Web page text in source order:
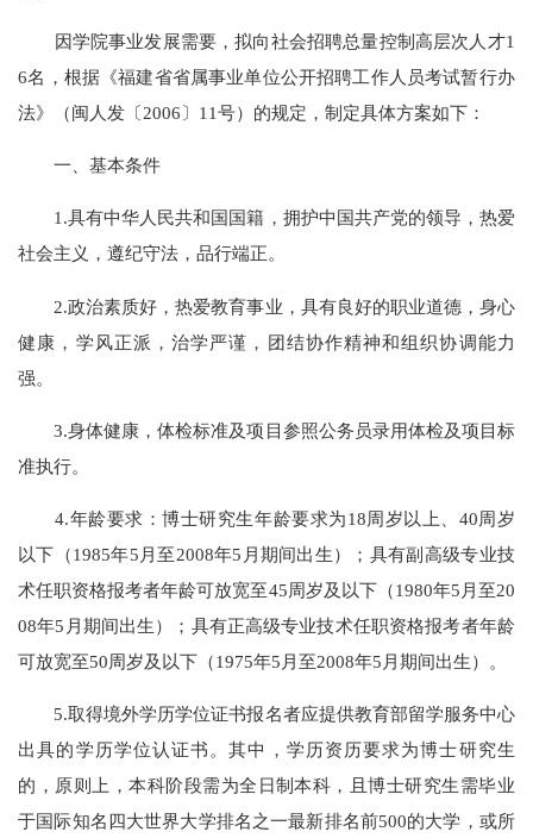
因学院事业发展需要，拟向社会招聘总量控制高层次人才1
6名，根据《福建省省属事业单位公开招聘工作人员考试暂行办
法》（闽人发〔2006〕11号）的规定，制定具体方案如下：
一、基本条件
1.具有中华人民共和国国籍，拥护中国共产党的领导，热爱
社会主义，遵纪守法，品行端正。
2.政治素质好，热爱教育事业，具有良好的职业道德，身心
健康，学风正派，治学严谨，团结协作精神和组织协调能力
强。
3.身体健康，体检标准及项目参照公务员录用体检及项目标
准执行。
4.年龄要求：博士研究生年龄要求为18周岁以上、40周岁
以下（1985年5月至2008年5月期间出生）；具有副高级专业技
术任职资格报考者年龄可放宽至45周岁及以下（1980年5月至20
08年5月期间出生）；具有正高级专业技术任职资格报考者年龄
可放宽至50周岁及以下（1975年5月至2008年5月期间出生）。
5.取得境外学历学位证书报名者应提供教育部留学服务中心
出具的学历学位认证书。其中，学历资历要求为博士研究生
的，原则上，本科阶段需为全日制本科，且博士研究生需毕业
于国际知名四大世界大学排名之一最新排名前500的大学，或所